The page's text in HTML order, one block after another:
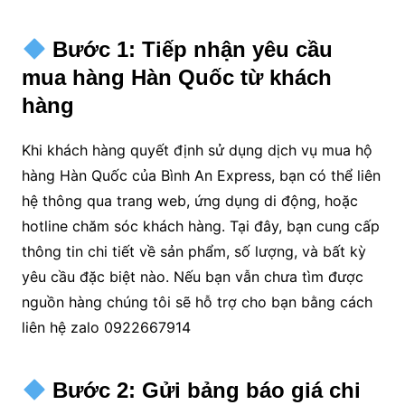
Bước 1: Tiếp nhận yêu cầu
mua hàng Hàn Quốc từ khách
hàng
Khi khách hàng quyết định sử dụng dịch vụ mua hộ
hàng Hàn Quốc của Bình An Express, bạn có thể liên
hệ thông qua trang web, ứng dụng di động, hoặc
hotline chăm sóc khách hàng. Tại đây, bạn cung cấp
thông tin chi tiết về sản phẩm, số lượng, và bất kỳ
yêu cầu đặc biệt nào. Nếu bạn vẫn chưa tìm được
nguồn hàng chúng tôi sẽ hỗ trợ cho bạn bằng cách
liên hệ zalo 0922667914
Bước 2: Gửi bảng báo giá chi